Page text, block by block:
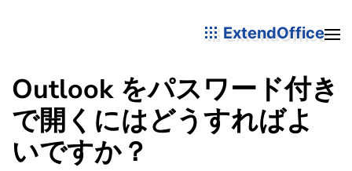
ExtendOffice
Outlook をパスワード付き
で開くにはどうすればよ
いですか？